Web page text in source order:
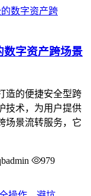
数字资产跨场景
造的便捷安全型跨
技术，为用户提供
场景流转服务，它
979